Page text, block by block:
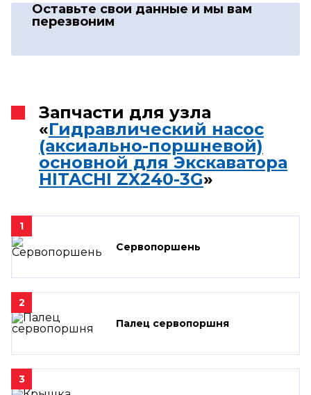
Оставьте свои данные и мы вам
перезвоним
Запчасти для узла
«Гидравлический насос
(аксиально-поршневой)
основной для Экскаватора
HITACHI ZX240-3G»
1
Сервопоршень
2
Палец сервопоршня
3